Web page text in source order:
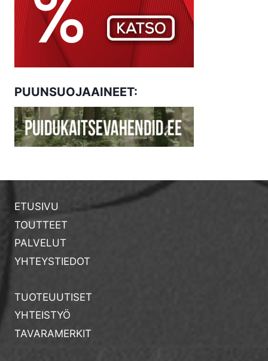
PUUNSUOJAAINEET:
ETUSIVU
TOUTTEET
PALVELUT
YHTEYSTIEDOT
TUOTEUUTISET
YHTEISTYÖ
TAVARAMERKIT